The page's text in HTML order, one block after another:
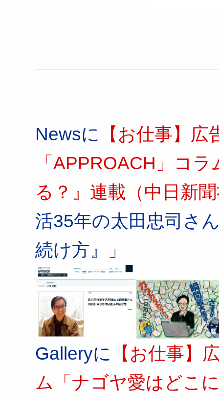
Newsに 【お仕事】
「APPROACH」コ
る？』連載（中日新
活35年の太田忠司さ
続け方』」
Galleryに 【お仕事】
ム「ナゴヤ愛はどこ